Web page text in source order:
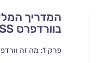
המדריך
בוורדפרס WORDPRESS:
פרק 1: מה זה וורדפרס?